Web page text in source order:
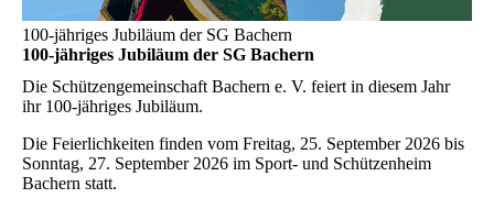
100-jähriges Jubiläum der SG Bachern
100-jähriges Jubiläum der SG Bachern
Die Schützengemeinschaft Bachern e. V. feiert in diesem Jahr
ihr 100-jähriges Jubiläum.
Die Feierlichkeiten finden vom Freitag, 25. September 2026 bis
Sonntag, 27. September 2026 im Sport- und Schützenheim
Bachern statt.